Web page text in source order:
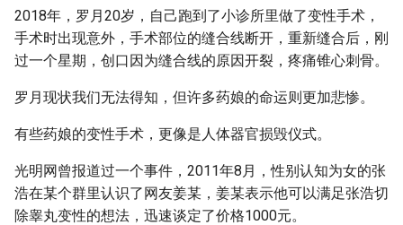
2018年，罗月20岁，自己跑到了小诊所里做了变性手术，
手术时出现意外，手术部位的缝合线断开，重新缝合后，刚
过一个星期，创口因为缝合线的原因开裂，疼痛锥心刺骨。
罗月现状我们无法得知，但许多药娘的命运则更加悲惨。
有些药娘的变性手术，更像是人体器官损毁仪式。
光明网曾报道过一个事件，2011年8月，性别认知为女的张
浩在某个群里认识了网友姜某，姜某表示他可以满足张浩切
除睾丸变性的想法，迅速谈定了价格1000元。